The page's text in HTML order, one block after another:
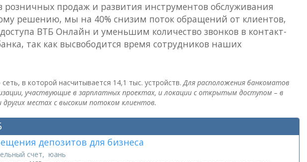
розничных продаж и развития инструментов обслуживания
решению, мы на 40% снизим поток обращений от клиентов,
ВТБ Онлайн и уменьшим количество звонков в контакт-
так как высвободится время сотрудников наших
в которой насчитывается 14,1 тыс. устройств.Для расположения банкоматов
участвующие в зарплатных проектах, и локации с открытым доступом – в
местах с высоким потоком клиентов.
депозитов для бизнеса
счет, юань